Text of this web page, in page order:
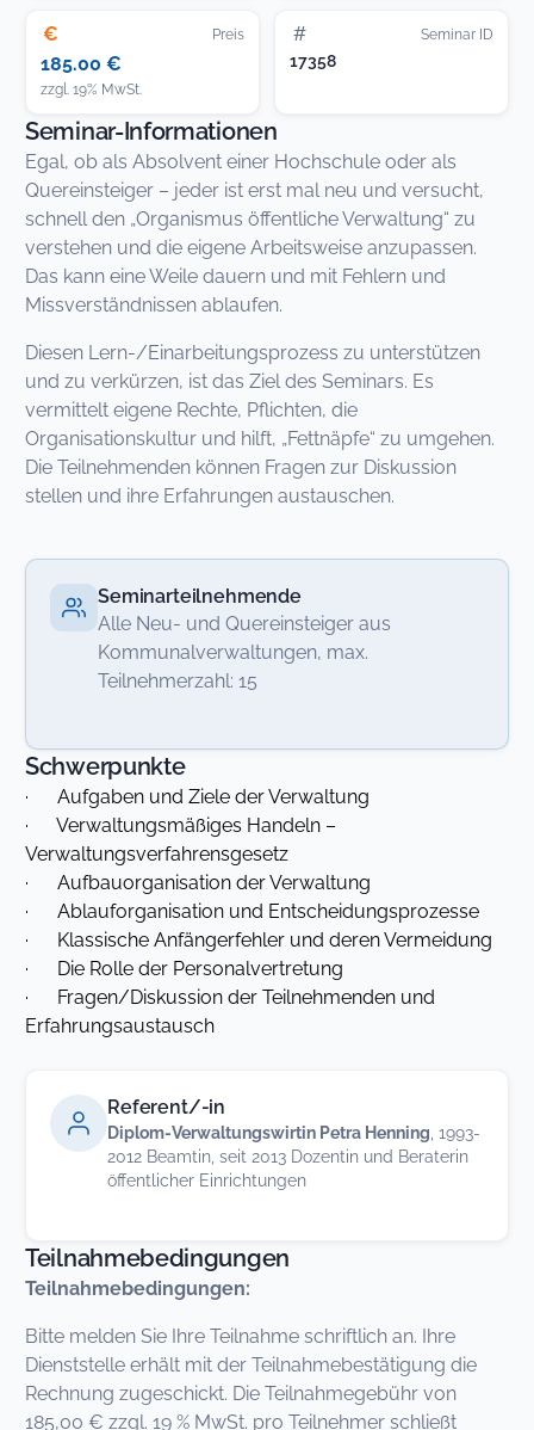
€ Preis
185.00 €
zzgl. 19% MwSt.
# Seminar ID
17358
Seminar-Informationen
Egal, ob als Absolvent einer Hochschule oder als
Quereinsteiger – jeder ist erst mal neu und versucht,
schnell den „Organismus öffentliche Verwaltung“ zu
verstehen und die eigene Arbeitsweise anzupassen.
Das kann eine Weile dauern und mit Fehlern und
Missverständnissen ablaufen.
Diesen Lern-/Einarbeitungsprozess zu unterstützen
und zu verkürzen, ist das Ziel des Seminars. Es
vermittelt eigene Rechte, Pflichten, die
Organisationskultur und hilft, „Fettnäpfe“ zu umgehen.
Die Teilnehmenden können Fragen zur Diskussion
stellen und ihre Erfahrungen austauschen.
Seminarteilnehmende
Alle Neu- und Quereinsteiger aus
Kommunalverwaltungen, max.
Teilnehmerzahl: 15
Schwerpunkte
· Aufgaben und Ziele der Verwaltung
· Verwaltungsmäßiges Handeln –
Verwaltungsverfahrensgesetz
· Aufbauorganisation der Verwaltung
· Ablauforganisation und Entscheidungsprozesse
· Klassische Anfängerfehler und deren Vermeidung
· Die Rolle der Personalvertretung
· Fragen/Diskussion der Teilnehmenden und
Erfahrungsaustausch
Referent/-in
Diplom-Verwaltungswirtin Petra Henning , 1993-
2012 Beamtin, seit 2013 Dozentin und Beraterin
öffentlicher Einrichtungen
Teilnahmebedingungen
Teilnahmebedingungen:
Bitte melden Sie Ihre Teilnahme schriftlich an. Ihre
Dienststelle erhält mit der Teilnahmebestätigung die
Rechnung zugeschickt. Die Teilnahmegebühr von
185,00 € zzgl. 19 % MwSt. pro Teilnehmer schließt